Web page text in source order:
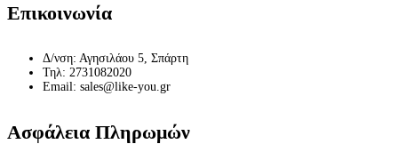
Επικοινωνία
Δ/νση: Αγησιλάου 5, Σπάρτη
Τηλ: 2731082020
Email: sales@like-you.gr
Ασφάλεια Πληρωμών